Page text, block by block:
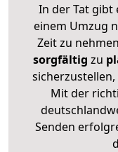
In der Tat gibt
einem Umzug
Zeit zu
sorgfältig zu
Mit der
Senden